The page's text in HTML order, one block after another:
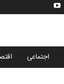
اجتماعی